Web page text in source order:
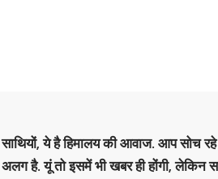
साथियों, ये है हिमालय की आवाज. आप सोच
अलग है. यूं तो इसमें भी खबर ही होंगी, लेकिन